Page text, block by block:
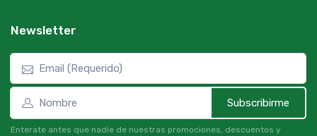
Newsletter
Subscribirme
Enterate antes que nadie de nuestras promociones, descuentos y